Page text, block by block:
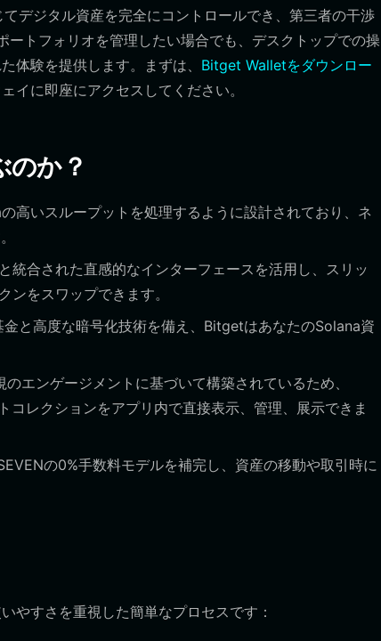
デジタル資産を完全にコントロールでき、第三者の干渉
トフォリオを管理したい場合でも、デスクトップでの操
体験を提供します。まずは、 Bitget Walletをダウンロー
イに即座にアクセスしてください。
か？
高いスループットを処理するように設計されており、ネ
統合された直感的なインターフェースを活用し、スリッ
ンをスワップできます。
と高度な暗号化技術を備え、BitgetはあなたのSolana資
のエンゲージメントに基づいて構築されているため、
レクションをアプリ内で直接表示、管理、展示できま
の0%手数料モデルを補完し、資産の移動や取引時に
やすさを重視した簡単なプロセスです：